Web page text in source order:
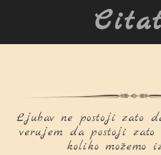
Ljubav ne postoji zato
verujem da postoji zato
koliko možemo